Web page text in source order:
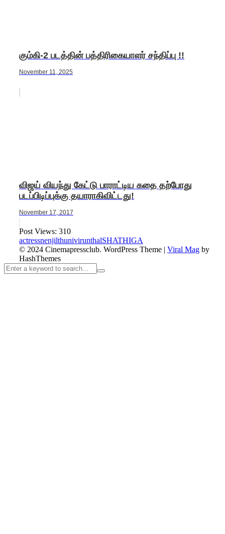
கும்கி-2 படத்தின் பத்திரிகையாளர் சந்திப்பு !!
November 11, 2025
விஜய் வியந்து கேட்டு பாராட்டிய கதை தற்போது
படப்பிடிப்புக்கு தயாராகிவிட்டது!
November 17, 2017
Post Views: 310
actressnenjilthunivirunthalSHATHIGA
© 2024 Cinemapressclub. WordPress Theme | Viral Mag by
HashThemes